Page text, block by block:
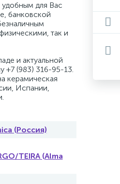
для Вас
банковской
так и
и актуальной
+7 (983) 316-95-13.
керамическая
Испании,
(Россия)
TEIRA (Alma